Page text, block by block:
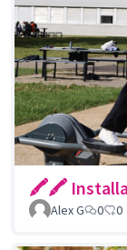
🖍🖍
Alex G 0 0